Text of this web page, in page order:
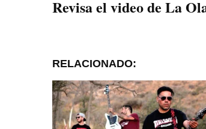
Revisa el video de La
RELACIONADO: